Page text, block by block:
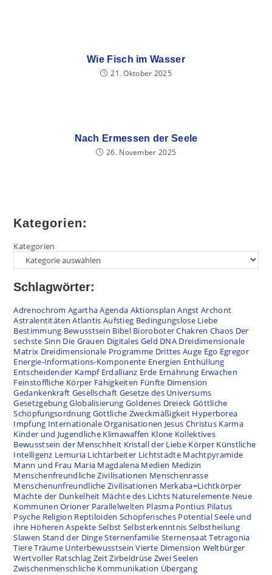
Wie Fisch im Wasser
21. Oktober 2025
Nach Ermessen der Seele
26. November 2025
Kategorien:
Kategorien
Schlagwörter:
Adrenochrom AgarthaAgenda Aktionsplan Angst Archont
Astralentitäten Atlantis Aufstieg Bedingungslose Liebe
Bestimmung Bewusstsein Bibel BioroboterChakren Chaos Der
sechste Sinn Die Grauen Digitales Geld DNA Dreidimensionale
Matrix Dreidimensionale Programme Drittes Auge Ego Egregor
Energie-Informations-Komponente Energien Enthüllung
Entscheidender Kampf Erdallianz Erde Ernährung Erwachen
Feinstoffliche Körper Fähigkeiten Fünfte Dimension
Gedankenkraft Gesellschaft Gesetze des Universums
GesetzgebungGlobalisierung Goldenes Dreieck Göttliche
Schöpfungsordnung Göttliche Zweckmäßigkeit Hyperborea
Impfung Internationale Organisationen Jesus Christus Karma
Kinder und Jugendliche Klimawaffen Klone Kollektives
Bewusstsein der Menschheit Kristall der Liebe Körper Künstliche
Intelligenz Lemuria Lichtarbeiter Lichtstädte Machtpyramide
Mann und Frau Maria Magdalena Medien Medizin
Menschenfreundliche Zivilisationen Menschenrasse
Menschenunfreundliche Zivilisationen Merkaba=Lichtkörper
Mächte der Dunkelheit Mächte des Lichts Naturelemente Neue
Kommunen Orioner Parallelwelten Plasma Pontius Pilatus
Psyche Religion Reptiloiden Schöpferisches PotentialSeele und
ihre Höheren Aspekte Selbst Selbsterkenntnis Selbstheilung
Slawen Stand der DingeSternenfamilie SternensaatTetragonia
TiereTräume Unterbewusstsein Vierte Dimension Weltbürger
Wertvoller Ratschlag ZeitZirbeldrüse Zwei Seelen
Zwischenmenschliche Kommunikation Übergang